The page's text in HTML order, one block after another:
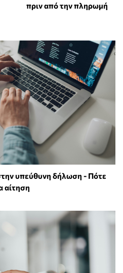
πριν από την πληρωμή
υπεύθυνη δήλωση - Πότε
αίτηση